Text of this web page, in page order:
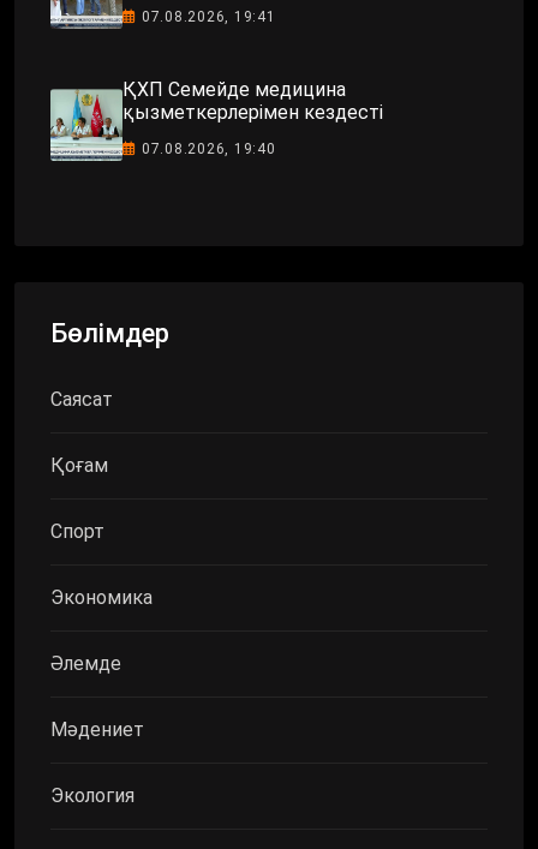
07.08.2026, 19:41
ҚХП Семейде медицина
қызметкерлерімен кездесті
07.08.2026, 19:40
Бөлімдер
Саясат
Қоғам
Спорт
Экономика
Әлемде
Мәдениет
Экология